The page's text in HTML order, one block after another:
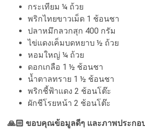
กระเทียม ¼ ถ้วย
พริกไทยขาวเม็ด 1 ช้อนชา
ปลาหมึกลวกสุก 400 กรัม
ไข่แดงเค็มบดหยาบ ½ ถ้วย
หอมใหญ่ ¼ ถ้วย
ดอกเกลือ 1 ½ ช้อนชา
น้ำตาลทราย 1 ½ ช้อนชา
พริกชี้ฟ้าแดง 2 ช้อนโต๊ะ
ผักชีโรยหน้า 2 ช้อนโต๊ะ
🙏🏻 ขอบคุณข้อมูลดีๆ และภาพประกอ